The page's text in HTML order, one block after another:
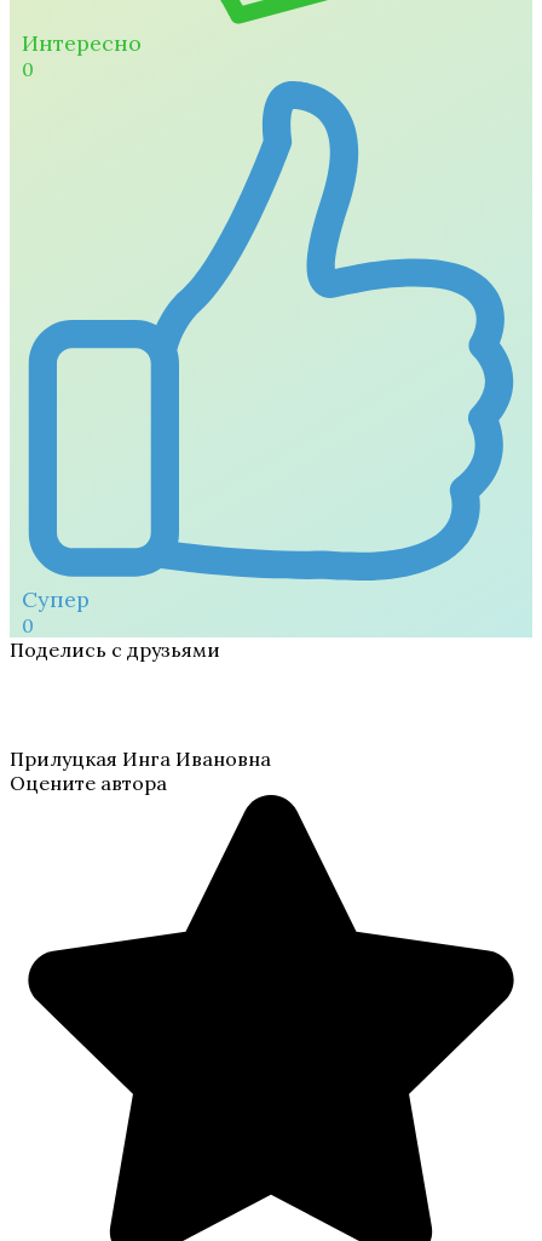
Интересно
0
Супер
0
Поделись с друзьями
Прилуцкая Инга Ивановна
Оцените автора